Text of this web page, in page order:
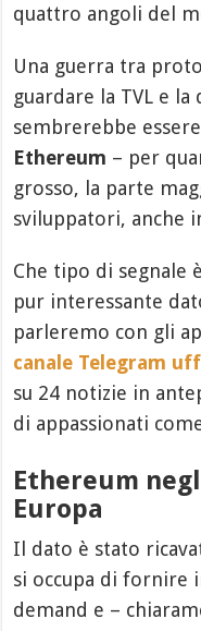
quattro angoli del
Una guerra tra
guardare la TVL e
sembrerebbe
Ethereum – per
grosso, la parte
sviluppatori, anche
Che tipo di segnale
pur interessante
parleremo con gli
canale Telegram
su 24 notizie in
di appassionati
Ethereum
Europa
Il dato è stato
si occupa di fornire
demand e –